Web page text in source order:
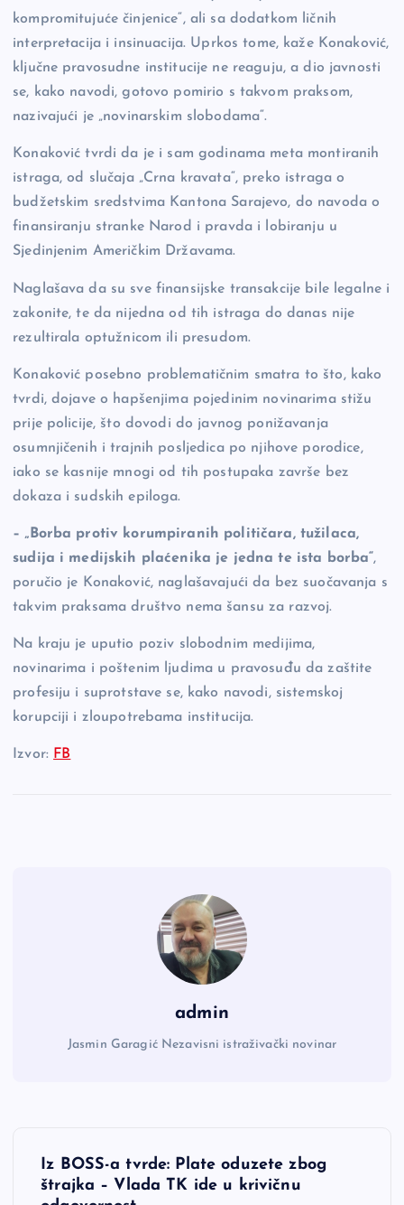
kompromitujuće činjenice“, ali sa dodatkom ličnih
interpretacija i insinuacija. Uprkos tome, kaže Konaković,
ključne pravosudne institucije ne reaguju, a dio javnosti
se, kako navodi, gotovo pomirio s takvom praksom,
nazivajući je „novinarskim slobodama“.
Konaković tvrdi da je i sam godinama meta montiranih
istraga, od slučaja „Crna kravata“, preko istraga o
budžetskim sredstvima Kantona Sarajevo, do navoda o
finansiranju stranke Narod i pravda i lobiranju u
Sjedinjenim Američkim Državama.
Naglašava da su sve finansijske transakcije bile legalne i
zakonite, te da nijedna od tih istraga do danas nije
rezultirala optužnicom ili presudom.
Konaković posebno problematičnim smatra to što, kako
tvrdi, dojave o hapšenjima pojedinim novinarima stižu
prije policije, što dovodi do javnog ponižavanja
osumnjičenih i trajnih posljedica po njihove porodice,
iako se kasnije mnogi od tih postupaka završe bez
dokaza i sudskih epiloga.
– „Borba protiv korumpiranih političara, tužilaca,
sudija i medijskih plaćenika je jedna te ista borba“,
poručio je Konaković, naglašavajući da bez suočavanja s
takvim praksama društvo nema šansu za razvoj.
Na kraju je uputio poziv slobodnim medijima,
novinarima i poštenim ljudima u pravosuđu da zaštite
profesiju i suprotstave se, kako navodi, sistemskoj
korupciji i zloupotrebama institucija.
Izvor: FB
admin
Jasmin Garagić Nezavisni istraživački novinar
NIz BOSS-a tvrde: Plate oduzete zbog
štrajka – Vlada TK ide u krivičnu